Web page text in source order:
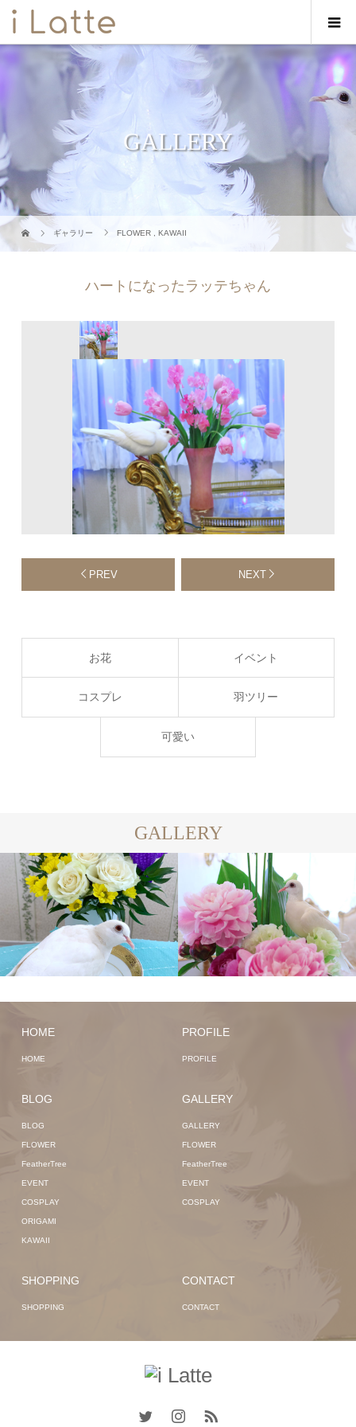
GALLERY
ギャラリー FLOWER ,KAWAII
ハートになったラッテちゃん
PREV NEXT
お花 イベント
コスプレ 羽ツリー
可愛い
GALLERY
HOME
HOME
PROFILE
PROFILE
BLOG
BLOG
FLOWER
FeatherTree
EVENT
COSPLAY
ORIGAMI
KAWAII
GALLERY
GALLERY
FLOWER
FeatherTree
EVENT
COSPLAY
SHOPPING
SHOPPING
CONTACT
CONTACT